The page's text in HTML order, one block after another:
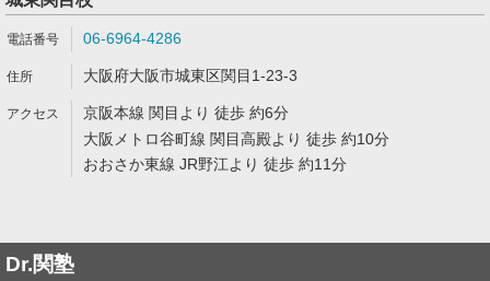
06-6964-4286
大阪府大阪市城東区関目1-23-3
京阪本線 関目より 徒歩 約6分
大阪メトロ谷町線 関目高殿より 徒歩 約10分
おおさか東線 JR野江より 徒歩 約11分
Dr.関塾